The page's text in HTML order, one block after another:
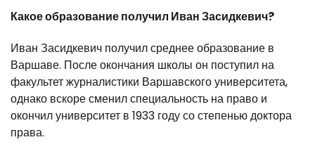
Какое образование получил Иван Засидкевич?
Иван Засидкевич получил среднее образование в
Варшаве. После окончания школы он поступил на
факультет журналистики Варшавского университета,
однако вскоре сменил специальность на право и
окончил университет в 1933 году со степенью доктора
права.